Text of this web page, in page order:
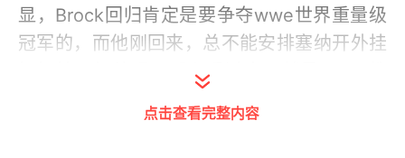
显，Brock回归肯定是要争夺wwe世界重量级
冠军的，而他刚回来，总不能安排塞纳开外挂
好好揍一顿他吧。那么反过来，就是Brock教
训塞纳了，这塞纳毕竟也是冠军，老师被教训
也不好，所以干脆别出席了，干别的事情去
点击查看完整内容